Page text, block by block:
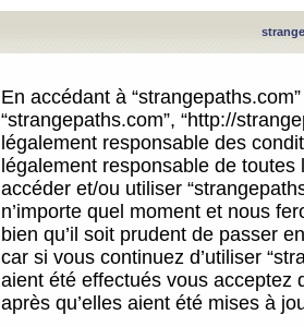
En accédant à
“strangepaths.com”, “http://
légalement responsable des
légalement responsable de
accéder et/ou utiliser
n’importe quel moment et nous
bien qu’il soit prudent de passer
car si vous continuez d’utiliser
aient été effectués vous acceptez
après qu’elles aient été mises à